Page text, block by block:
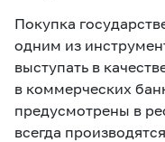
Покупка
одним из
выступать в
в коммерческих
предусмотрены в
всегда